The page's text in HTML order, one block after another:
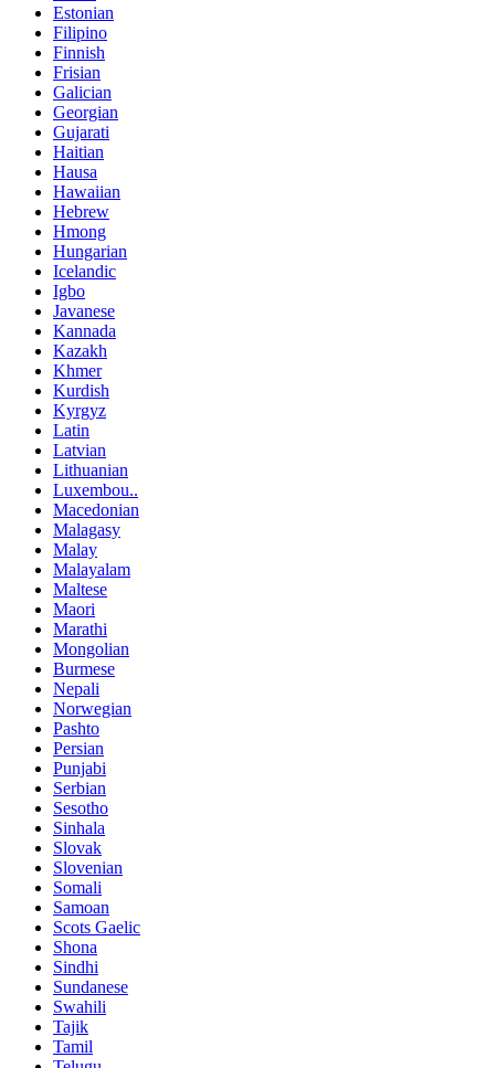
Estonian
Filipino
Finnish
Frisian
Galician
Georgian
Gujarati
Haitian
Hausa
Hawaiian
Hebrew
Hmong
Hungarian
Icelandic
Igbo
Javanese
Kannada
Kazakh
Khmer
Kurdish
Kyrgyz
Latin
Latvian
Lithuanian
Luxembou..
Macedonian
Malagasy
Malay
Malayalam
Maltese
Maori
Marathi
Mongolian
Burmese
Nepali
Norwegian
Pashto
Persian
Punjabi
Serbian
Sesotho
Sinhala
Slovak
Slovenian
Somali
Samoan
Scots Gaelic
Shona
Sindhi
Sundanese
Swahili
Tajik
Tamil